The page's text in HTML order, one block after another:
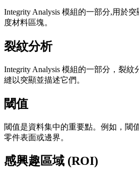
Integrity Analysis 模組的一部分,用於
度材料區塊。
裂紋分析
Integrity Analysis 模組的一部分，裂
縫以突顯並描述它們。
閾值
閾值是資料集中的重要點。例如，閾
零件表面或邊界。
感興趣區域 (ROI)